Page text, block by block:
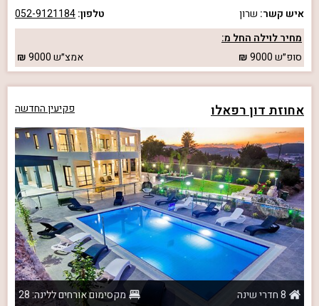
איש קשר: שרון טלפון:052-9121184
מחיר לוילה החל מ:
סופ״ש9000 אמצ״ש9000
אחוזת דון רפאלו פקיעין החדשה
8 חדרי שינה
מקסימום אורחים ללינה: 28